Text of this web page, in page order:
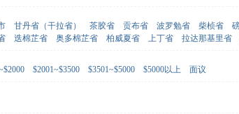
甘丹省（干拉省） 茶胶省 贡布省 波罗勉省 柴桢省
迭棉芷省 奥多棉芷省 柏威夏省 上丁省 拉达那基里省
$2001~$3500 $3501~$5000 $5000以上 面议